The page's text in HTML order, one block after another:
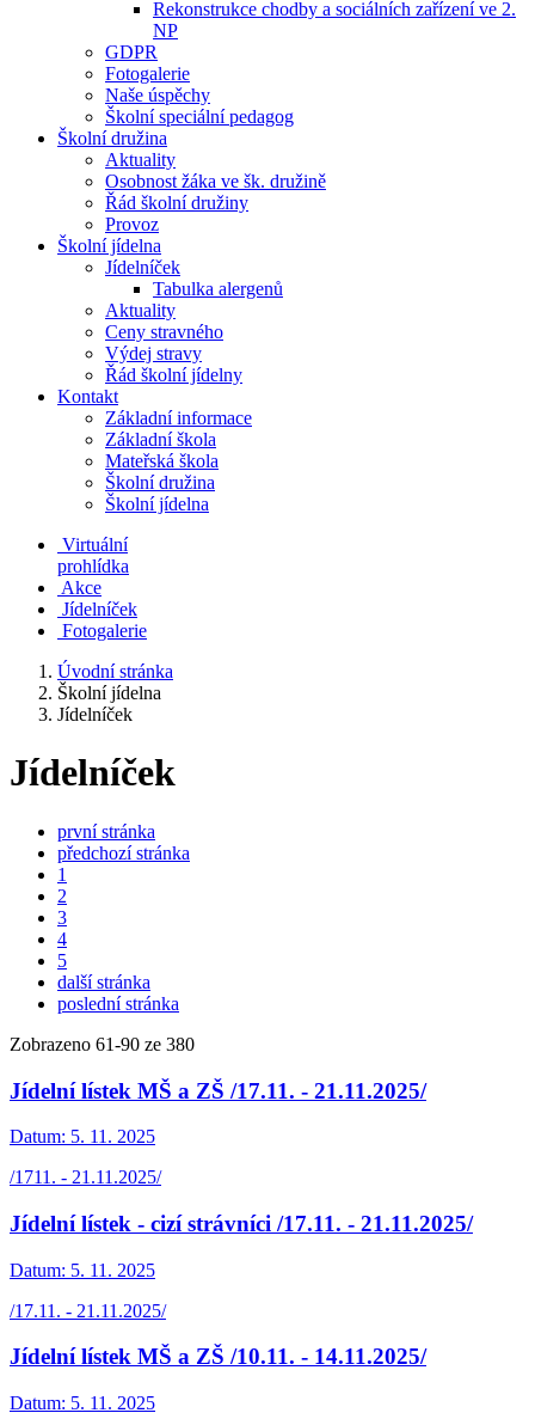
Rekonstrukce chodby a sociálních zařízení ve 2.
NP
GDPR
Fotogalerie
Naše úspěchy
Školní speciální pedagog
Školní družina
Aktuality
Osobnost žáka ve šk. družině
Řád školní družiny
Provoz
Školní jídelna
Jídelníček
Tabulka alergenů
Aktuality
Ceny stravného
Výdej stravy
Řád školní jídelny
Kontakt
Základní informace
Základní škola
Mateřská škola
Školní družina
Školní jídelna
Virtuální
prohlídka
Akce
Jídelníček
Fotogalerie
Úvodní stránka
Školní jídelna
Jídelníček
Jídelníček
první stránka
předchozí stránka
1
2
3
4
5
další stránka
poslední stránka
Zobrazeno 61-90 ze 380
Jídelní lístek MŠ a ZŠ /17.11. - 21.11.2025/
Datum: 5. 11. 2025
/1711. - 21.11.2025/
Jídelní lístek - cizí strávníci /17.11. - 21.11.2025/
Datum: 5. 11. 2025
/17.11. - 21.11.2025/
Jídelní lístek MŠ a ZŠ /10.11. - 14.11.2025/
Datum: 5. 11. 2025